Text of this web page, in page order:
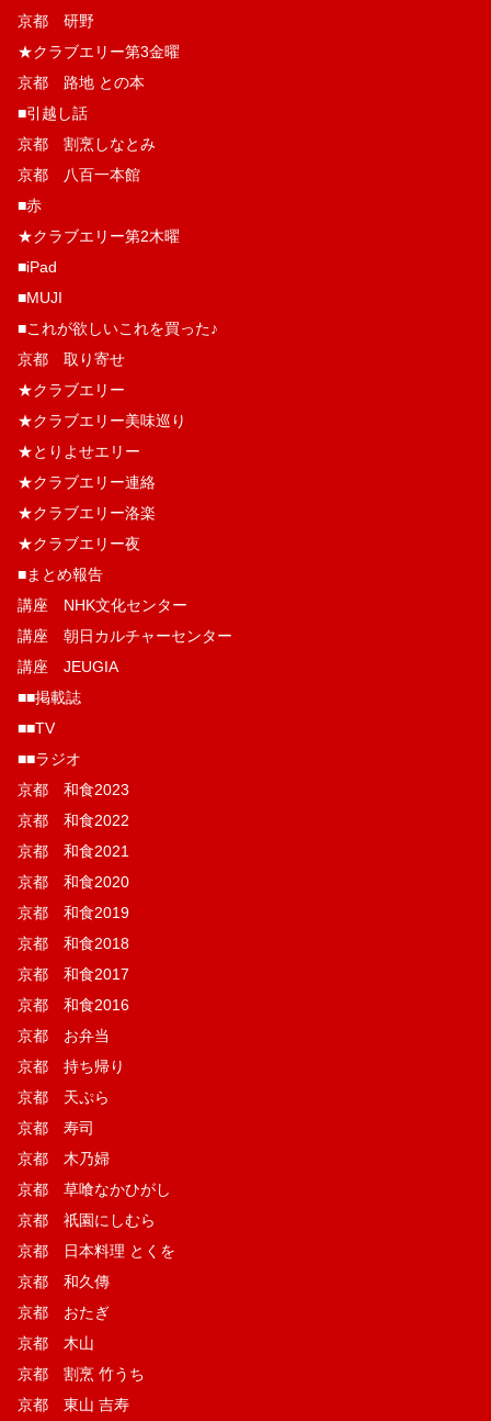
京都 研野
★クラブエリー第3金曜
京都 路地 との本
■引越し話
京都 割烹しなとみ
京都 八百一本館
■赤
★クラブエリー第2木曜
■iPad
■MUJI
■これが欲しいこれを買った♪
京都 取り寄せ
★クラブエリー
★クラブエリー美味巡り
★とりよせエリー
★クラブエリー連絡
★クラブエリー洛楽
★クラブエリー夜
■まとめ報告
講座 NHK文化センター
講座 朝日カルチャーセンター
講座 JEUGIA
■■掲載誌
■■TV
■■ラジオ
京都 和食2023
京都 和食2022
京都 和食2021
京都 和食2020
京都 和食2019
京都 和食2018
京都 和食2017
京都 和食2016
京都 お弁当
京都 持ち帰り
京都 天ぷら
京都 寿司
京都 木乃婦
京都 草喰なかひがし
京都 祇園にしむら
京都 日本料理 とくを
京都 和久傳
京都 おたぎ
京都 木山
京都 割烹 竹うち
京都 東山 吉寿